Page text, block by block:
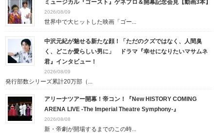
ミュージカル『ゴースト』ゲネプロ＆開幕記念会見【動画3本】
2026/08/09
世界中で大ヒットした映画「ゴー...
中沢元紀が魅せる新たな顔！「ただのクズではなく、人間臭
く、どこか愛らしい男に」 ドラマ『幸せになりたいマサムネ
君』インタビュー！
2026/08/09
発行部数シリーズ累計20万部（...
アリーナツアー開幕！帝コン！『New HISTORY COMING
ARENA LIVE -The Imperial Theatre Symphony-』
2026/08/08
新・帝劇が開場するまでのこの時...